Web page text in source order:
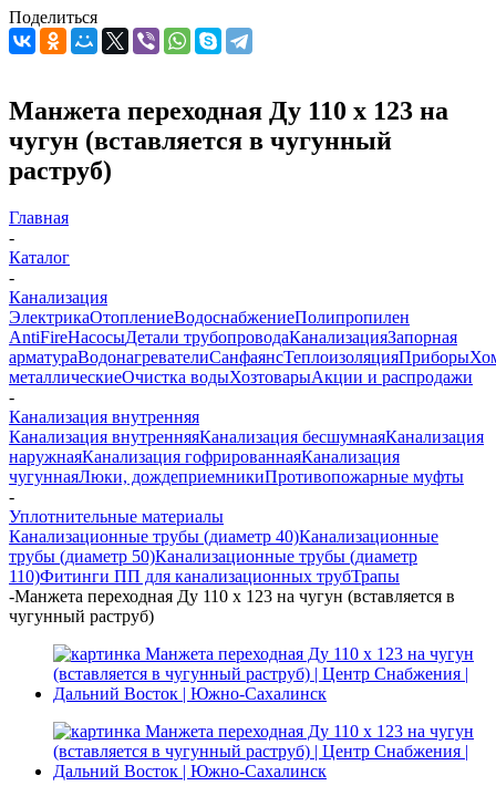
Поделиться
Манжета переходная Ду 110 х 123 на
чугун (вставляется в чугунный
раструб)
Главная
-
Каталог
-
Канализация
ЭлектрикаОтоплениеВодоснабжениеПолипропилен
AntiFireНасосыДетали трубопроводаКанализацияЗапорная
арматураВодонагревателиСанфаянсТеплоизоляцияПриборы
металлическиеОчистка водыХозтоварыАкции и распродажи
-
Канализация внутренняя
Канализация внутренняяКанализация бесшумнаяКанализация
наружнаяКанализация гофрированнаяКанализация
чугуннаяЛюки, дождеприемникиПротивопожарные муфты
-
Уплотнительные материалы
Канализационные трубы (диаметр 40)Канализационные
трубы (диаметр 50)Канализационные трубы (диаметр
110)Фитинги ПП для канализационных трубТрапы
-Манжета переходная Ду 110 х 123 на чугун (вставляется в
чугунный раструб)